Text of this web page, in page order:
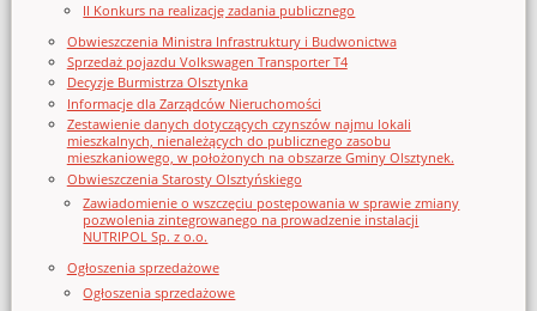
II Konkurs na realizację zadania publicznego
Obwieszczenia Ministra Infrastruktury i Budwonictwa
Sprzedaż pojazdu Volkswagen Transporter T4
Decyzje Burmistrza Olsztynka
Informacje dla Zarządców Nieruchomości
Zestawienie danych dotyczących czynszów najmu lokali
mieszkalnych, nienależących do publicznego zasobu
mieszkaniowego, w położonych na obszarze Gminy Olsztynek.
Obwieszczenia Starosty Olsztyńskiego
Zawiadomienie o wszczęciu postępowania w sprawie zmiany
pozwolenia zintegrowanego na prowadzenie instalacji
NUTRIPOL Sp. z o.o.
Ogłoszenia sprzedażowe
Ogłoszenia sprzedażowe